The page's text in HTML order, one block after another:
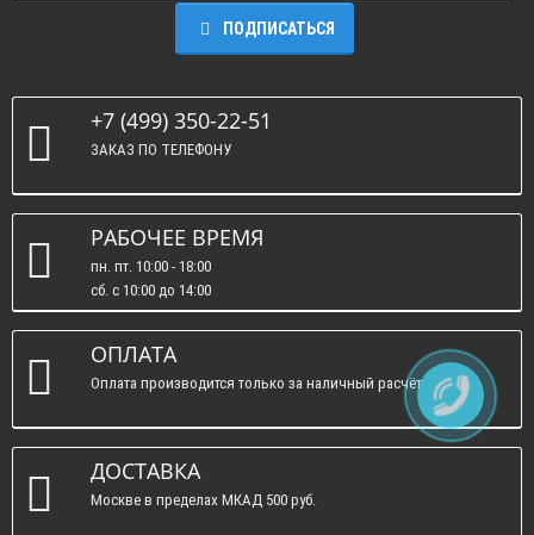
ПОДПИСАТЬСЯ
+7 (499) 350-22-51
ЗАКАЗ ПО ТЕЛЕФОНУ
РАБОЧЕЕ ВРЕМЯ
пн. пт. 10:00 - 18:00
сб. c 10:00 до 14:00
вс. : выходные.
ОПЛАТА
Оплата производится только за наличный расчёт
ДОСТАВКА
Москве в пределах МКАД 500 руб.